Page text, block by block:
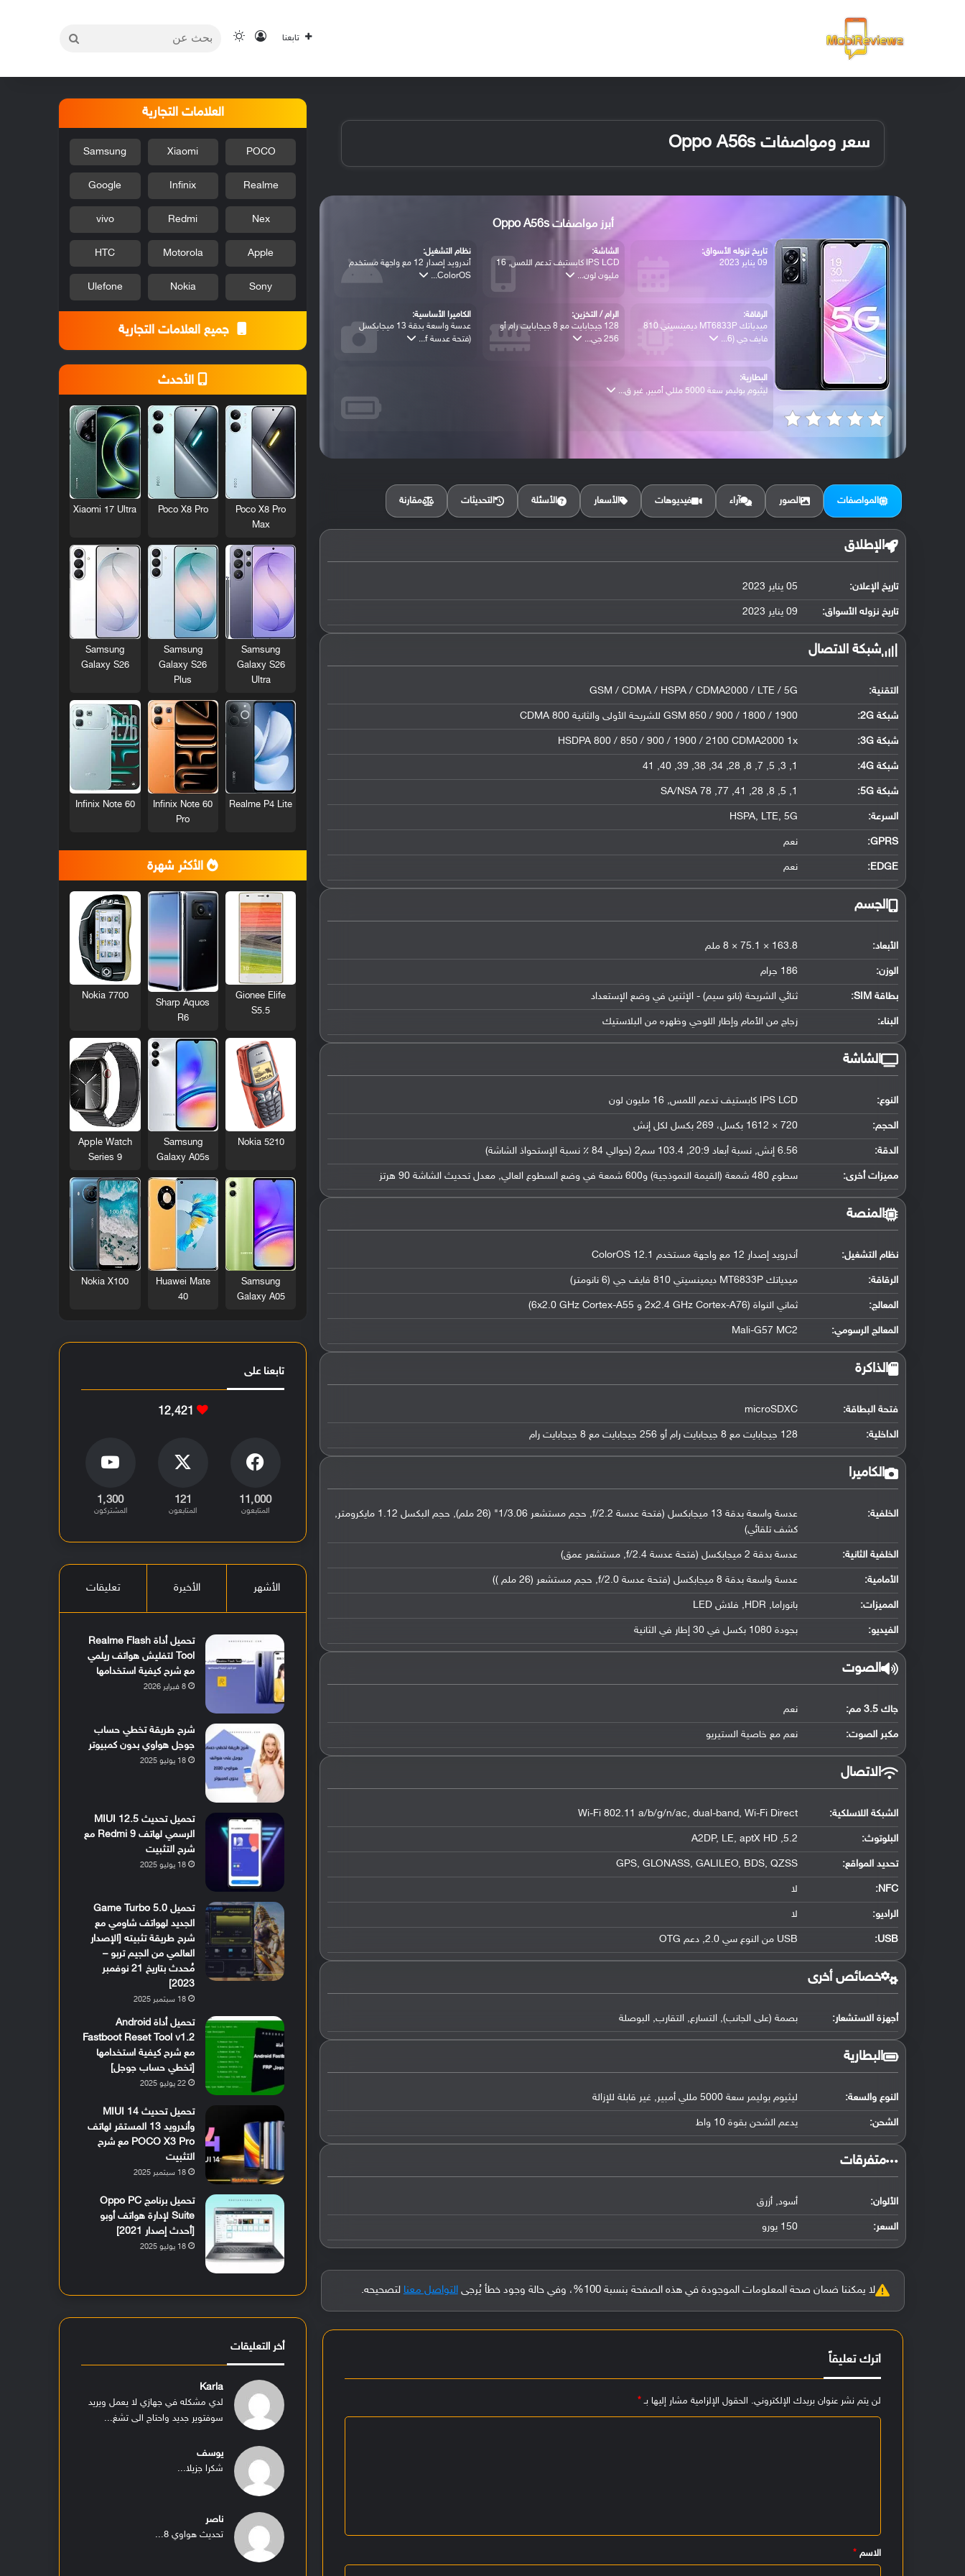
تابعنا تسجيل الدخول
الوضع المظلم
سعر ومواصفات Oppo A56s
أبرز مواصفات Oppo A56s
تاريخ نزوله الأسواق:
09 يناير 2023
الشاشة:
IPS LCD كابستيف تدعم اللمس, 16
مليون لون...
نظام التشغيل:
أندرويد إصدار 12 مع واجهة مستخدم
ColorOS...
الرقاقة:
ميدياتك MT6833P ديمينسيتي 810
فايف جي (6...
الرام / التخزين:
128 جيجابايت مع 8 جيجابايت رام أو
256 جي...
الكاميرا الأساسية:
عدسة واسعة بدقة 13 ميجابكسل
(فتحة عدسة f...
البطارية:
ليثيوم بوليمر سعة 5000 مللي أمبير, غير ق...
المواصفات الصور آراء فيديوهات الأسعار الأسئلة التحديثات مقارنة
الإطلاق
تاريخ الإعلان: 05 يناير 2023
تاريخ نزوله الأسواق: 09 يناير 2023
شبكة الاتصال
التقنية: GSM / CDMA / HSPA / CDMA2000 / LTE / 5G
شبكة 2G: GSM 850 / 900 / 1800 / 1900 للشريحة الأولى والثانية CDMA 800
شبكة 3G :
HSDPA 800 / 850 / 900 / 1900 / 2100 CDMA2000 1x
شبكة 4G :
1, 3, 5, 7, 8, 28, 34, 38, 39, 40, 41
شبكة 5G :
1, 5, 8, 28, 41, 77, 78 SA/NSA
السرعة: HSPA, LTE, 5G
GPRS: نعم
EDGE: نعم
الجسم
الأبعاد: 163.8 × 75.1 × 8 ملم
الوزن: 186 جرام
بطاقة SIM: ثنائي الشريحة (نانو سيم) - الإثنين في وضع الإستعداد
البناء: زجاج من الأمام وإطار اللوحي وظهره من البلاستيك
الشاشة
النوع: IPS LCD كابستيف تدعم اللمس, 16 مليون لون
الحجم: 720 × 1612 بكسل، 269 بكسل لكل إنش
الدقة: 6.56 إنش, نسبة أبعاد 20:9, 103.4 سم2 (حوالي 84 ٪ نسبة الإستحواذ الشاشة)
مميزات أخرى: سطوع 480 شمعة (القيمة النموذجية) و600 شمعة في وضع السطوع العالي, معدل تحديث الشاشة 90 هرتز
المنصة
نظام التشغيل: أندرويد إصدار 12 مع واجهة مستخدم ColorOS 12.1
الرقاقة: ميدياتك MT6833P ديمينسيتي 810 فايف جي (6 نانومتر)
المعالج: ثماني النواة (2x2.4 GHz Cortex-A76 و 6x2.0 GHz Cortex-A55)
المعالج الرسومي:
Mali-G57 MC2
الذاكرة
فتحة البطاقة: microSDXC
الداخلية: 128 جيجابايت مع 8 جيجابايت رام أو 256 جيجابايت مع 8 جيجابايت رام
الكاميرا
الخلفية:
عدسة واسعة بدقة 13 ميجابكسل (فتحة عدسة f/2.2, حجم مستشعر 1/3.06" (26 ملم), حجم البكسل 1.12 مايكرومتر,
كشف تلقائي)
الخلفية الثانية: عدسة بدقة 2 ميجابكسل (فتحة عدسة f/2.4, مستشعر عمق)
الأمامية: عدسة واسعة بدقة 8 ميجابكسل (فتحة عدسة f/2.0, حجم مستشعر (26 ملم ))
المميزات: بانوراما, HDR, فلاش LED
الفيديو: بجودة 1080 بكسل في 30 إطار في الثانية
الصوت
جاك 3.5 مم: نعم
مكبر الصوت: نعم مع خاصية الستيريو
الاتصال
الشبكة اللاسلكية: Wi-Fi 802.11 a/b/g/n/ac, dual-band, Wi-Fi Direct
البلوتوث:
5.2, A2DP, LE, aptX HD
تحديد المواقع:
GPS, GLONASS, GALILEO, BDS, QZSS
NFC
: لا
الراديو: لا
USB
: USB من النوع سي 2.0, دعم OTG
خصائص أخرى
أجهزة الاستشعار: بصمة (على الجانب), التسارع, التقارب, البوصلة
البطارية
النوع والسعة: ليثيوم بوليمر سعة 5000 مللي أمبير, غير قابلة للإزالة
الشحن: يدعم الشحن بقوة 10 واط
‏متفرقات‏
الألوان: أسود, أزرق
السعر: 150 يورو
لا يمكننا ضمان صحة المعلومات الموجودة في هذه الصفحة بنسبة 100%، وفي حالة وجود خطأ يُرجى التواصل معنا لتصحيحه.
اترك تعليقاً
لن يتم نشر عنوان بريدك الإلكتروني. الحقول الإلزامية مشار إليها بـ*
الاسم*
العلامات التجارية
POCO
Xiaomi
Samsung
Realme
Infinix
Google
Nex
Redmi
vivo
Apple
Motorola
HTC
Sony
Nokia
Ulefone
جميع العلامات التجارية
الأحدث
Poco X8 Pro
Max
Poco X8 Pro
Xiaomi 17 Ultra
Samsung
Galaxy S26
Ultra
Samsung
Galaxy S26
Plus
Samsung
Galaxy S26
Realme P4 Lite
Infinix Note 60
Pro
Infinix Note 60
الأكثر شهرة
Gionee Elife
S5.5
Sharp Aquos
R6
Nokia 7700
Nokia 5210
Samsung
Galaxy A05s
Apple Watch
Series 9
Samsung
Galaxy A05
Huawei Mate
40
Nokia X100
تابعنا على
12٬421
11٬000
المتابعون
121
المتابعون
1٬300
المشتركون
الأشهر الأخيرة تعليقات
تحميل أداة Realme Flash
Tool لتفليش هواتف ريلمي
مع شرح كيفية استخدامها
8 فبراير 2026
شرح طريقة تخطي حساب
جوجل هواوي بدون كمبيوتر
18 يوليو 2025
تحميل تحديث MIUI 12.5
الرسمي لهاتف Redmi 9 مع
شرح التثبيت
18 يوليو 2025
تحميل Game Turbo 5.0
الجديد لهواتف شاومي مع
شرح طريقة تثبيته [الإصدار
العالمي من الجيم تربو –
مُحدث بتاريخ 21 نوفمبر
2023]
18 سبتمبر 2025
تحميل أداة Android
Fastboot Reset Tool v1.2
مع شرح كيفية استخدامها
[تخطي حساب جوجل]
22 يوليو 2025
تحميل تحديث MIUI 14
وأندرويد 13 المستقر لهاتف
POCO X3 Pro مع شرح
التثبيت
18 سبتمبر 2025
تحميل برنامج Oppo PC
Suite لإدارة هواتف أوبو
[أحدث إصدار 2021]
18 يوليو 2025
أخر التعليقات
Karla
لدي مشكله في جهازي لا يعمل ويريد
سوفتوير جديد واحتاج الى تشغ...
يوسف
شكرا جزيلا...
ناصر
تحديث هواوي 8...